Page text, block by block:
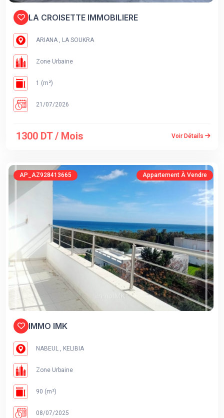
LA CROISETTE IMMOBILIERE
ARIANA , LA SOUKRA
Zone Urbaine
1 (m²)
21/07/2026
1300 DT / Mois Voir Détails
AP_AZ928413665 Appartement À Vendre
IMMO IMK
NABEUL , KELIBIA
Zone Urbaine
90 (m²)
08/07/2025